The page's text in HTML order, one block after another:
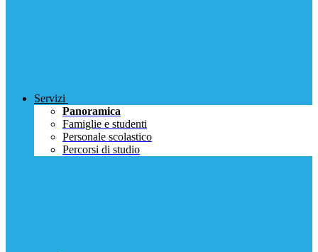
Servizi
Panoramica
Famiglie e studenti
Personale scolastico
Percorsi di studio